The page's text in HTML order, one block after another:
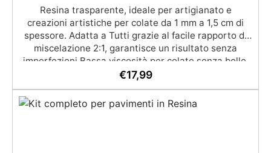
Resina trasparente, ideale per artigianato e
creazioni artistiche per colate da 1 mm a 1,5 cm di
spessore. Adatta a Tutti grazie al facile rapporto di
miscelazione 2:1, garantisce un risultato senza
imperfezioni Bassa viscosità per colate senza bolle,
compatibile con legno, silicone, vetro, metallo e altri
per il contatto con la pelle, Bpa Free e senza Solventi
(Voc Free) Superficie lucida, autolivellante e con filtri
€17,99